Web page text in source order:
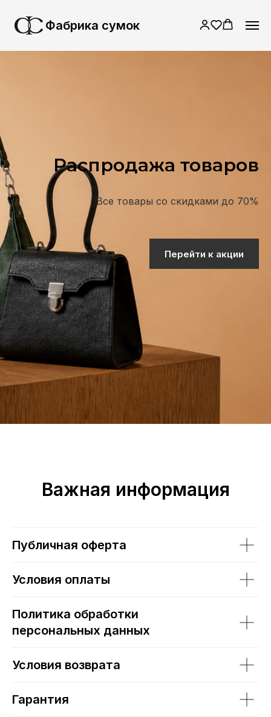
Фабрика сумок
Фабрика сумок
Распродажа товаров
Все товары со скидками до 70%
Перейти к акции
Важная информация
Публичная оферта
Условия оплаты
Политика обработки
персональных данных
Условия возврата
Гарантия